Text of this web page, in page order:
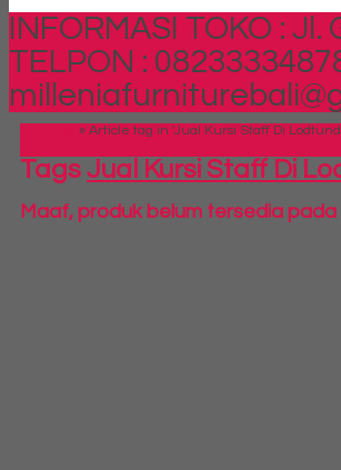
INFORMASI TOKO :
TELPON :
» Article tag in 'Jual Kursi Staff Di
Tags Jual Kursi Staff Di
Maaf, produk belum tersedia pada